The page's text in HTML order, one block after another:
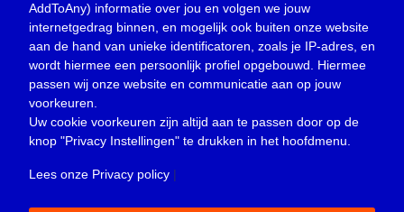
Oproep(734)
Overlijden(39)
Podcast(18)
prijsvraag (5)
Religie (1.438)
Service(226)
AddToAny) informatie over jou en volgen we jouw
internetgedrag binnen, en mogelijk ook buiten onze website
aan de hand van unieke identificatoren, zoals je IP-adres, en
wordt hiermee een persoonlijk profiel opgebouwd. Hiermee
passen wij onze website en communicatie aan op jouw
voorkeuren.
Uw cookie voorkeuren zijn altijd aan te passen door op de
knop "Privacy Instellingen" te drukken in het hoofdmenu.
Lees onze Privacy policy |